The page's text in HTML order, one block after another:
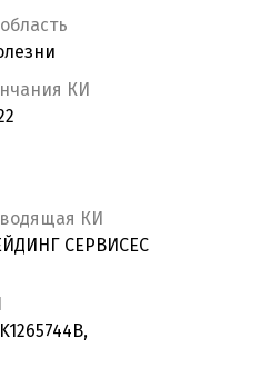
КИ
КИ
СЕРВИСЕС